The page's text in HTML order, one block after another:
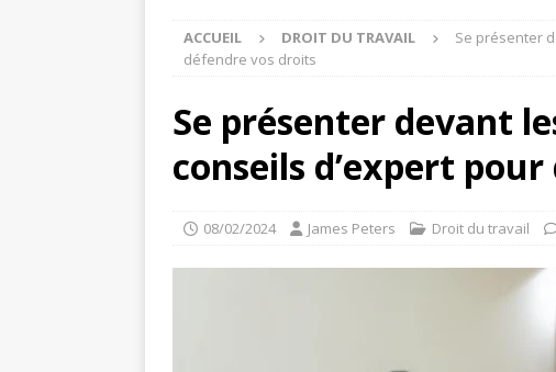
ACCUEIL DROIT DU TRAVAIL
Se présenter
défendre vos droits
Se présenter devant
conseils d’expert
08/02/2024 James Peters Droit du travail